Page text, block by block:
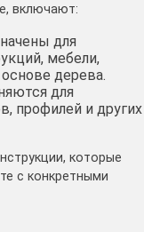
включают:
для
мебели,
дерева.
для
профилей и других
которые
с конкретными